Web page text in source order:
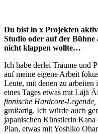
Du bist in x Projekten
Studio oder auf der Bühne
nicht klappen wollte…
Ich habe derlei Träume und
auf meine eigene Arbeit
Leute, mit denen zu arbeiten
eines Tages etwas mit Läjä
finnische Hardcore-Legende,
großartig. Ich würde auch
japanischen Künstlerin Kana
Plan, etwas mit Yoshiko